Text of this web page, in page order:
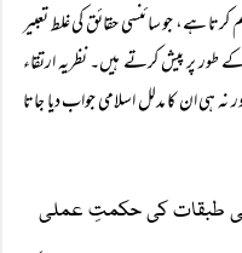
ہے، جو سائنسی حقائق کی غلط تعبیر
پر پیش کرتے ہیں۔ نظریہ ارتقاء
ہی ان کا مدلل اسلامی جواب دیا جاتا
طبقات کی حکمتِ عملی